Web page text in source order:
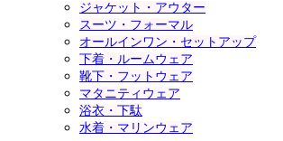
ジャケット・アウター
スーツ・フォーマル
オールインワン・セットアップ
下着・ルームウェア
靴下・フットウェア
マタニティウェア
浴衣・下駄
水着・マリンウェア